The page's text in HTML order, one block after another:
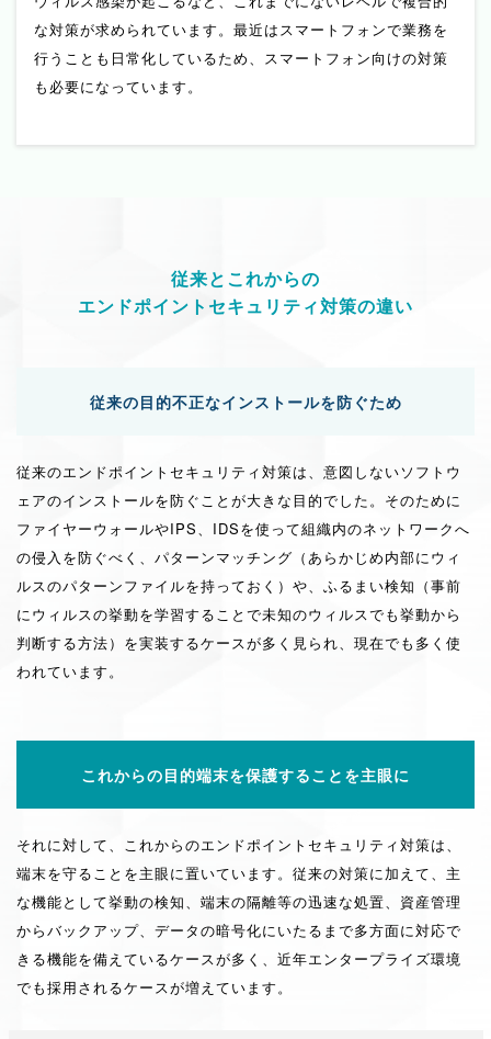
な対策が求められています。最近はスマートフォンで業務を
行うことも日常化しているため、スマートフォン向けの対策
も必要になっています。
従来とこれからの
エンドポイントセキュリティ対策の違い
従来の目的不正なインストールを防ぐため
従来のエンドポイントセキュリティ対策は、意図しないソフトウ
ェアのインストールを防ぐことが大きな目的でした。そのために
ファイヤーウォールやIPS、IDSを使って組織内のネットワークへ
の侵入を防ぐべく、パターンマッチング（あらかじめ内部にウィ
ルスのパターンファイルを持っておく）や、ふるまい検知（事前
にウィルスの挙動を学習することで未知のウィルスでも挙動から
判断する方法）を実装するケースが多く見られ、現在でも多く使
われています。
これからの目的端末を保護することを主眼に
それに対して、これからのエンドポイントセキュリティ対策は、
端末を守ることを主眼に置いています。従来の対策に加えて、主
な機能として挙動の検知、端末の隔離等の迅速な処置、資産管理
からバックアップ、データの暗号化にいたるまで多方面に対応で
きる機能を備えているケースが多く、近年エンタープライズ環境
でも採用されるケースが増えています。